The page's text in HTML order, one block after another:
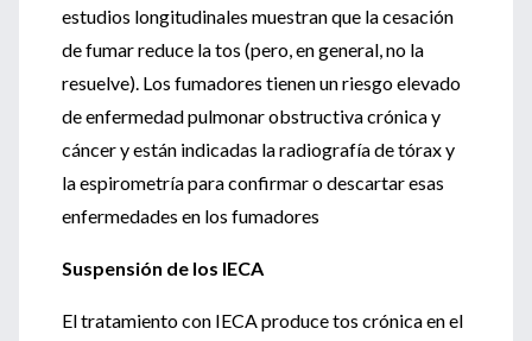
estudios longitudinales muestran que la cesación
de fumar reduce la tos (pero, en general, no la
resuelve). Los fumadores tienen un riesgo elevado
de enfermedad pulmonar obstructiva crónica y
cáncer y están indicadas la radiografía de tórax y
la espirometría para confirmar o descartar esas
enfermedades en los fumadores
Suspensión de los IECA
El tratamiento con IECA produce tos crónica en el